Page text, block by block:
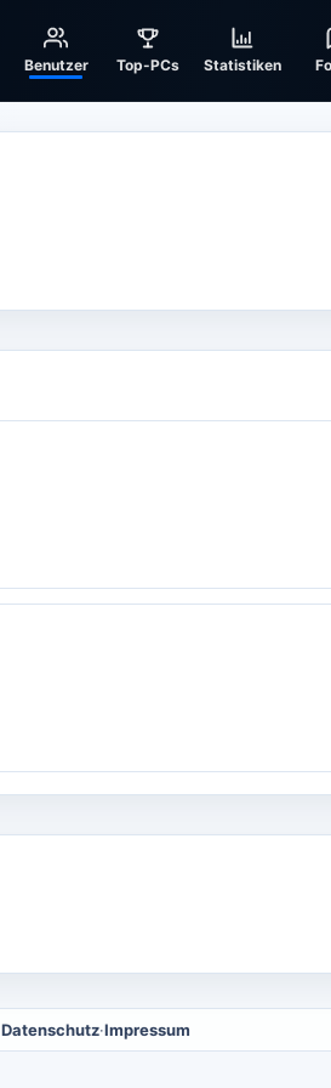
Benutzer Top-PCs Statistiken
Datenschutz·Impressum